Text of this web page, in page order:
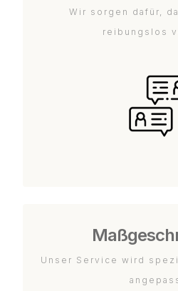
Wir sorgen dafür,
reibungslos
Unser Service wird